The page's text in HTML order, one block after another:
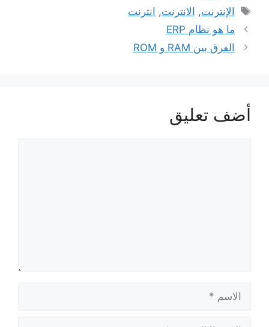
الوسوم
الإنترنت, الانترنت, انترنت
ما هو نظام ERP
الفرق بين RAM و ROM
أضف تعليق